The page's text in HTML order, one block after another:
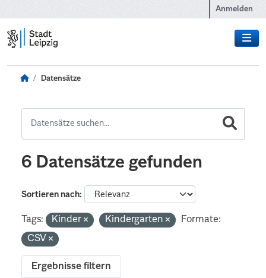
Anmelden
Datensätze
6 Datensätze gefunden
Sortieren nach
Tags: Kinder Kindergarten
Formate:
CSV
Ergebnisse filtern